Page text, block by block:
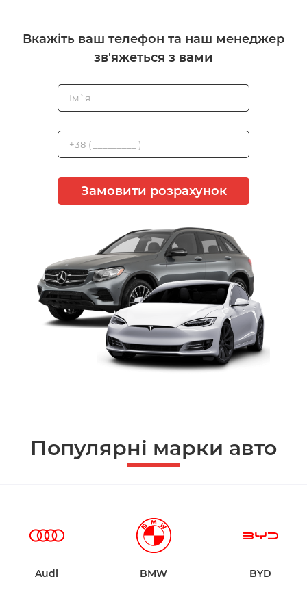
Вкажіть ваш телефон та наш менеджер
зв'яжеться з вами
Замовити розрахунок
Популярні марки авто
Audi BMW BYD